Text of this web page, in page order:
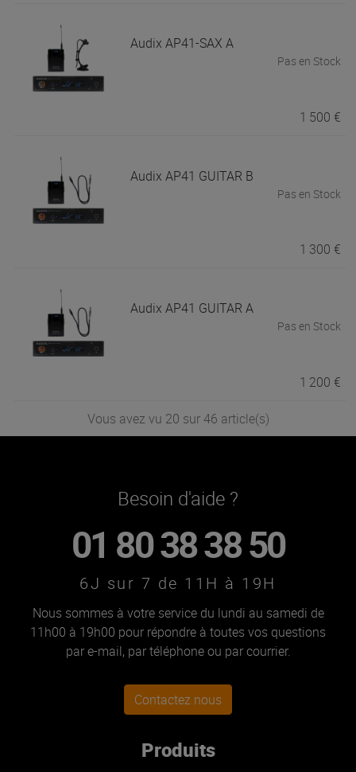
AudixAP41-SAX A
Pas en Stock
1 500 €
AudixAP41 GUITAR B
Pas en Stock
1 300 €
AudixAP41 GUITAR A
Pas en Stock
1 200 €
Vous avez vu 20 sur 46 article(s)
Besoin d'aide ?
01 80 38 38 50
6J sur 7 de 11H à 19H
Nous sommes à votre service du lundi au samedi de
11h00 à 19h00 pour répondre à toutes vos questions
par e-mail, par téléphone ou par courrier.
Contactez nous
Produits